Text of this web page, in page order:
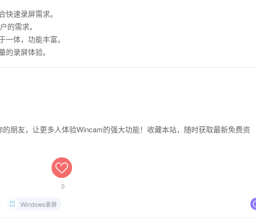
快速录屏需求。
的需求。
一体，功能丰富。
的录屏体验。
朋友，让更多人体验Wincam的强大功能！收藏本站，随时获取最新免费资
0
Windows录屏